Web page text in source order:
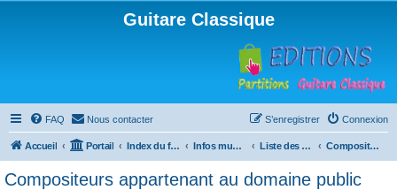
Guitare Classique
FAQ Nous contacter Connexion
S’enregistrer
Accueil Portail Index du forum Infos musicales Liste des compositeurs de musique pour guitare Compositeurs appartenant au domaine public
Compositeurs appartenant au domaine public